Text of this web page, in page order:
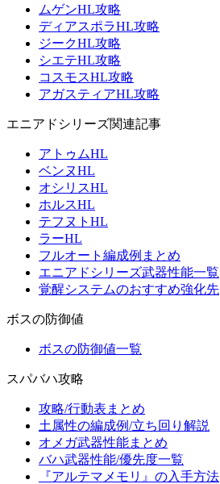
ムゲンHL攻略
ディアスポラHL攻略
ジークHL攻略
シエテHL攻略
コスモスHL攻略
アガスティアHL攻略
エニアドシリーズ関連記事
アトゥムHL
ベンヌHL
オシリスHL
ホルスHL
テフヌトHL
ラーHL
フルオート編成例まとめ
エニアドシリーズ武器性能一覧
覚醒システムのおすすめ強化先
ボスの防御値
ボスの防御値一覧
スパバハ攻略
攻略/行動表まとめ
土属性の編成例/立ち回り解説
オメガ武器性能まとめ
バハ武器性能/優先度一覧
『アルテマメモリ』の入手方法